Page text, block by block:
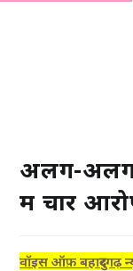
अलग-अलग
में चार
वॉइस ऑफ़ बहादुरगढ़